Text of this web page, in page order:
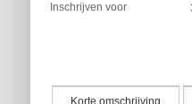
Inschrijven voor
Korte omschrijving